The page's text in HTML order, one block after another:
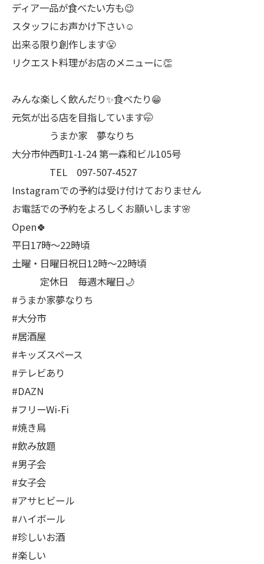
ディア一品が食べたい方も😉
スタッフにお声かけ下さい☺️
出来る限り創作します😤
リクエスト料理がお店のメニューに👏
みんな楽しく飲んだり✨食べたり😁
元気が出る店を目指しています🤭
うまか家 夢なりち
大分市仲西町1-1-24 第一森和ビル105号
TEL 097-507-4527
Instagramでの予約は受け付けておりません
お電話での予約をよろしくお願いします🌸
Open🍀
平日17時～22時頃
土曜・日曜日祝日12時〜22時頃
定休日 毎週木曜日🌙
#うまか家夢なりち
#大分市
#居酒屋
#キッズスペース
#テレビあり
#DAZN
#フリーWi-Fi
#焼き鳥
#飲み放題
#男子会
#女子会
#アサヒビール
#ハイボール
#珍しいお酒
#楽しい